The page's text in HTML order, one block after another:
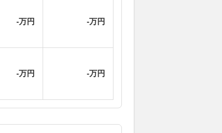
-万円 -万円
-万円 -万円